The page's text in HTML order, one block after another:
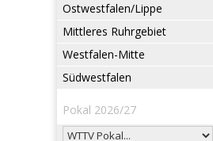
Ostwestfalen/Lippe
Mittleres Ruhrgebiet
Westfalen-Mitte
Südwestfalen
Pokal 2026/27